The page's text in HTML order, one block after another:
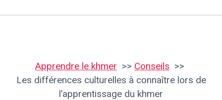
Apprendre le khmer
Conseils
Les différences culturelles à connaître lors de
l’apprentissage du khmer